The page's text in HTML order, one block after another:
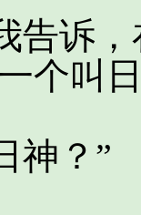
诉，
个叫
？”